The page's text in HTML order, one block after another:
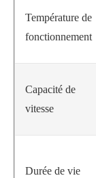
Température de
fonctionnement
Capacité de
vitesse
Durée de vie